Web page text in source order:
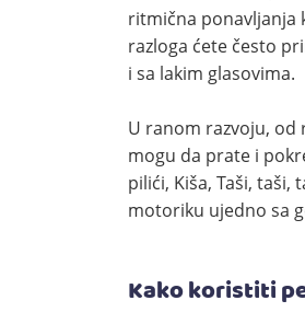
ritmična ponavljanja
razloga ćete često
i sa lakim glasovima.
U ranom razvoju, od
mogu da prate i
pilići, Kiša, Taši,
motoriku ujedno sa
Kako koristiti